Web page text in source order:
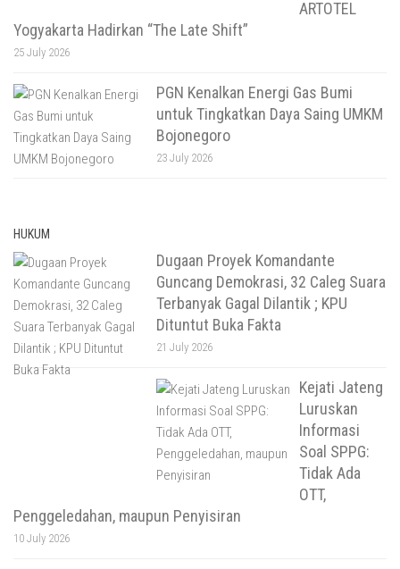
ARTOTEL
Yogyakarta Hadirkan “The Late Shift”
25 July 2026
PGN Kenalkan Energi Gas Bumi
untuk Tingkatkan Daya Saing UMKM
Bojonegoro
23 July 2026
HUKUM
Dugaan Proyek Komandante
Guncang Demokrasi, 32 Caleg Suara
Terbanyak Gagal Dilantik ; KPU
Dituntut Buka Fakta
21 July 2026
Kejati Jateng
Luruskan
Informasi
Soal SPPG:
Tidak Ada
OTT,
Penggeledahan, maupun Penyisiran
10 July 2026